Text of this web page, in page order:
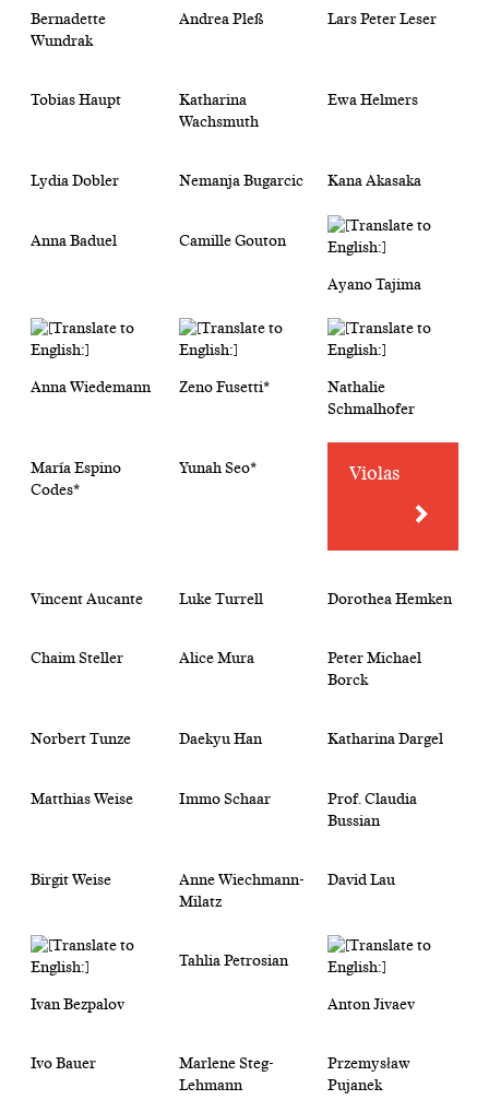
Bernadette
Wundrak
Andrea Pleß Lars Peter Leser
Tobias Haupt
Katharina
Wachsmuth
Ewa Helmers
Lydia Dobler Nemanja Bugarcic Kana Akasaka
Anna Baduel Camille Gouton
Ayano Tajima
Anna Wiedemann Zeno Fusetti*
Nathalie
Schmalhofer
María Espino
Codes*
Yunah Seo* Violas
Vincent Aucante Luke Turrell Dorothea Hemken
Chaim Steller Alice Mura
Peter Michael
Borck
Norbert Tunze Daekyu Han Katharina Dargel
Matthias Weise Immo Schaar
Prof. Claudia
Bussian
Birgit Weise
Anne Wiechmann-
Milatz
David Lau
Ivan Bezpalov
Tahlia Petrosian
Anton Jivaev
Ivo Bauer
Marlene Steg-
Lehmann
Przemysław
Pujanek